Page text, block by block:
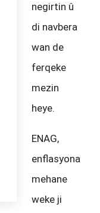
negirtin û
di navbera
wan de
ferqeke
mezin
heye.
ENAG,
enflasyona
mehane
weke ji